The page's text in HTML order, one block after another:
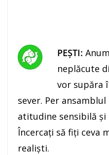
PEŞTI:
neplăcute
vor supăra
sever. Per
atitudine sensibilă
Încercaţi să fiţi ceva
realişti.